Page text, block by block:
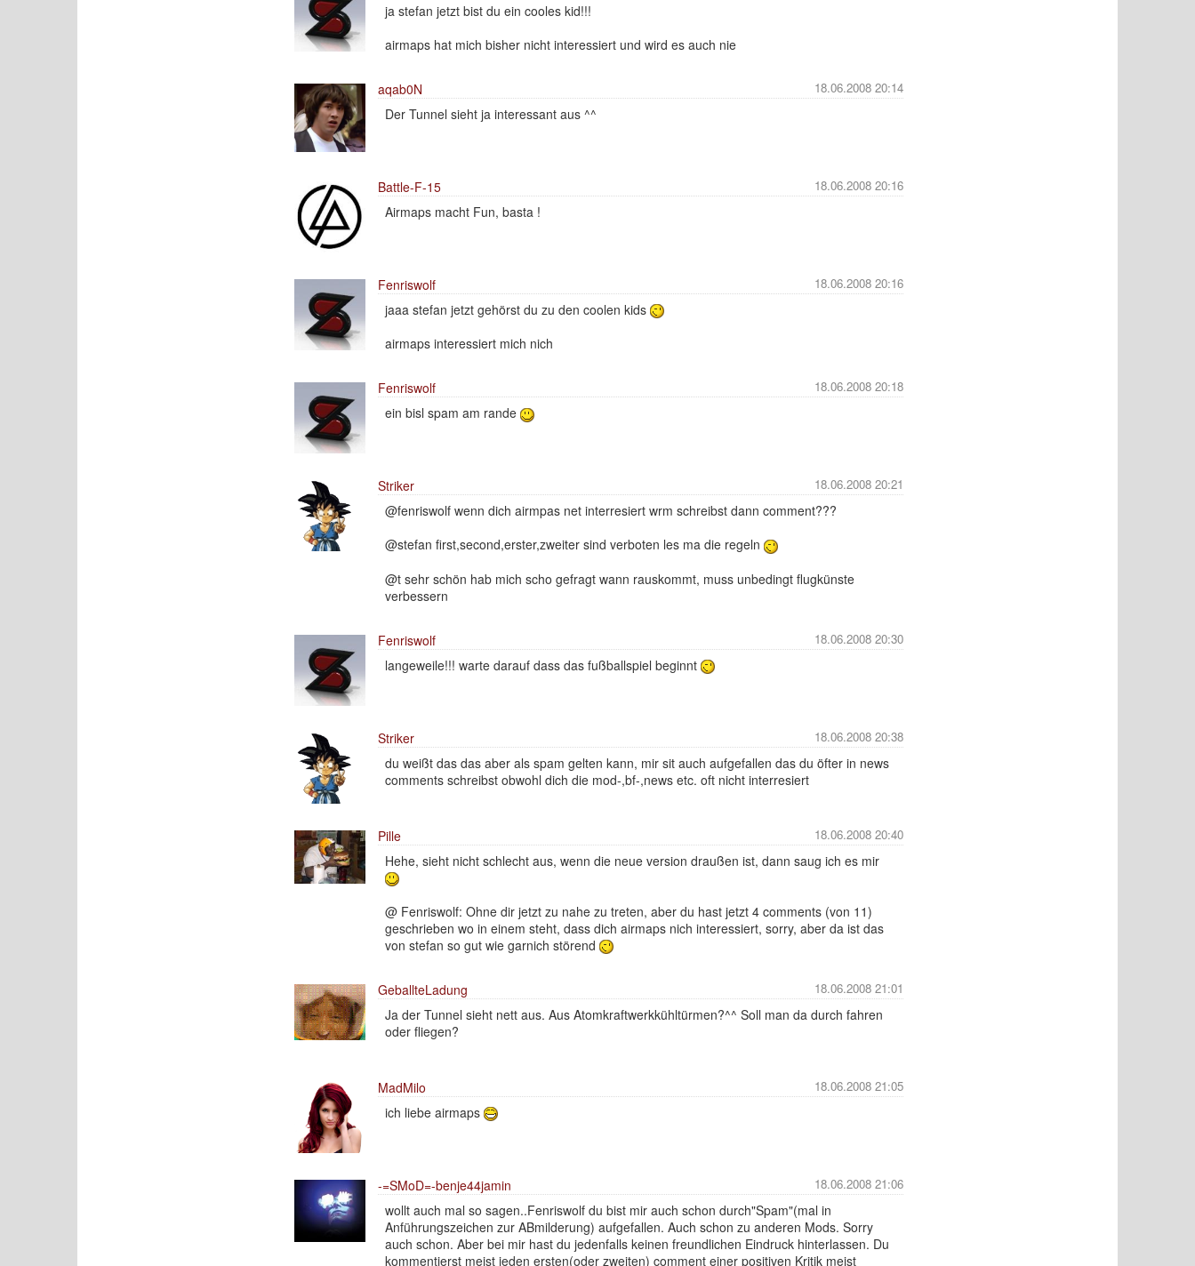
ja stefan jetzt bist du ein cooles kid!!!
airmaps hat mich bisher nicht interessiert und wird es auch nie
18.06.2008 20:14
aqab0N
Der Tunnel sieht ja interessant aus ^^
18.06.2008 20:16
Battle-F-15
Airmaps macht Fun, basta !
18.06.2008 20:16
Fenriswolf
jaaa stefan jetzt gehörst du zu den coolen kids
airmaps interessiert mich nich
18.06.2008 20:18
Fenriswolf
ein bisl spam am rande
18.06.2008 20:21
Striker
@fenriswolf wenn dich airmpas net interresiert wrm schreibst dann comment???
@stefan first,second,erster,zweiter sind verboten les ma die regeln
@t sehr schön hab mich scho gefragt wann rauskommt, muss unbedingt flugkünste
verbessern
18.06.2008 20:30
Fenriswolf
langeweile!!! warte darauf dass das fußballspiel beginnt
18.06.2008 20:38
Striker
du weißt das das aber als spam gelten kann, mir sit auch aufgefallen das du öfter in news
comments schreibst obwohl dich die mod-,bf-,news etc. oft nicht interresiert
18.06.2008 20:40
Pille
Hehe, sieht nicht schlecht aus, wenn die neue version draußen ist, dann saug ich es mir
@ Fenriswolf: Ohne dir jetzt zu nahe zu treten, aber du hast jetzt 4 comments (von 11)
geschrieben wo in einem steht, dass dich airmaps nich interessiert, sorry, aber da ist das
von stefan so gut wie garnich störend
18.06.2008 21:01
GeballteLadung
Ja der Tunnel sieht nett aus. Aus Atomkraftwerkkühltürmen?^^ Soll man da durch fahren
oder fliegen?
18.06.2008 21:05
MadMilo
ich liebe airmaps
18.06.2008 21:06
-=SMoD=-benje44jamin
wollt auch mal so sagen..Fenriswolf du bist mir auch schon durch"Spam"(mal in
Anführungszeichen zur ABmilderung) aufgefallen. Auch schon zu anderen Mods. Sorry
auch schon. Aber bei mir hast du jedenfalls keinen freundlichen Eindruck hinterlassen. Du
kommentierst meist jeden ersten(oder zweiten) comment einer positiven Kritik meist